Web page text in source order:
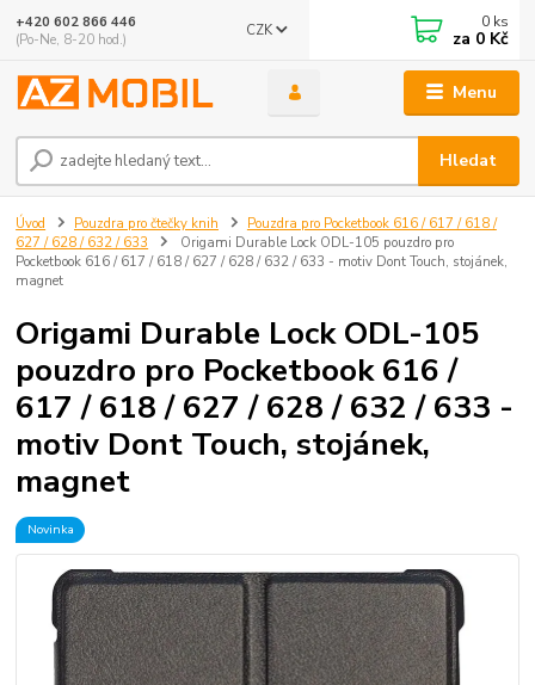
Menu
CZK
Hledat
+420 602 866 446
(Po-Ne, 8-20 hod.)
0 ks
za 0 Kč
Úvod Pouzdra pro čtečky knih
Pouzdra pro Pocketbook 616 / 617 / 618 /
627 / 628 / 632 / 633
Origami Durable Lock ODL-105 pouzdro pro
Pocketbook 616 / 617 / 618 / 627 / 628 / 632 / 633 - motiv Dont Touch, stojánek,
magnet
Origami Durable Lock ODL-105
pouzdro pro Pocketbook 616 /
617 / 618 / 627 / 628 / 632 / 633 -
motiv Dont Touch, stojánek,
magnet
Novinka